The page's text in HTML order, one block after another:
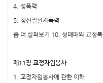
4. 성폭력
5. 정신질환자폭력
좀 더 살펴보기 10. 성매매와 교정복
제11장 교정자원봉사
1. 교정자원봉사에 관한 이해